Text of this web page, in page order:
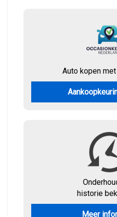
Auto kopen
historie
Meer